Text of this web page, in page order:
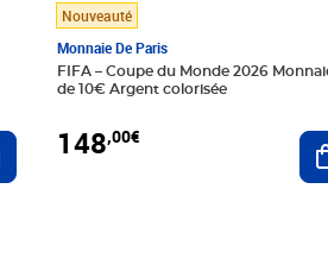
au panier
Nouveauté
Monnaie De Paris
FIFA – Coupe du Monde 2026
de 10€ Argent colorisée
148,00€